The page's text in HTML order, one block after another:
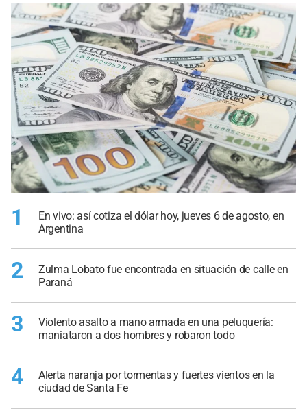
1
En vivo: así cotiza el dólar hoy, jueves 6 de agosto, en
Argentina
2
Zulma Lobato fue encontrada en situación de calle en
Paraná
3
Violento asalto a mano armada en una peluquería:
maniataron a dos hombres y robaron todo
4
Alerta naranja por tormentas y fuertes vientos en la
ciudad de Santa Fe